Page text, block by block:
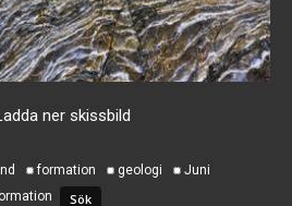
ner skissbild
formation geologi
Juni